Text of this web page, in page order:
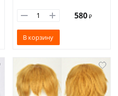
580 ₽
В корзину